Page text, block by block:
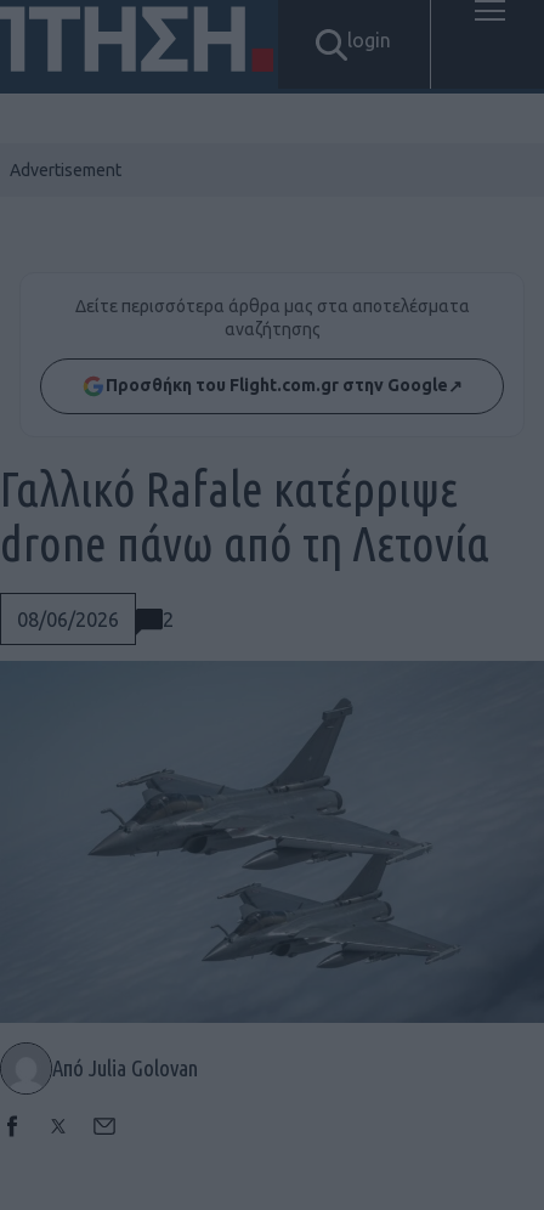
login
Δείτε περισσότερα άρθρα μας στα αποτελέσματα
αναζήτησης
Προσθήκη του Flight.com.gr στην Google↗
08/06/2026 2
Γαλλικό Rafale κατέρριψε
drone πάνω από τη Λετονία
Από Julia Golovan